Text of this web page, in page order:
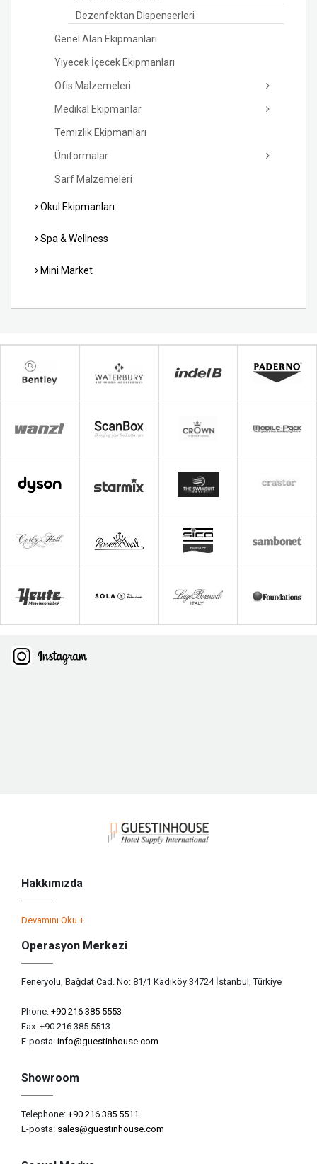
Dezenfektan Dispenserleri
Genel Alan Ekipmanları
Yiyecek İçecek Ekipmanları
Ofis Malzemeleri
Medikal Ekipmanlar
Temizlik Ekipmanları
Üniformalar
Sarf Malzemeleri
Okul Ekipmanları
Spa & Wellness
Mini Market
Hakkımızda
Devamını Oku +
Operasyon Merkezi
Feneryolu, Bağdat Cad. No: 81/1 Kadıköy 34724 İstanbul, Türkiye
Phone: +90 216 385 5553
Fax: +90 216 385 5513
E-posta: info@guestinhouse.com
Showroom
Telephone: +90 216 385 5511
E-posta: sales@guestinhouse.com